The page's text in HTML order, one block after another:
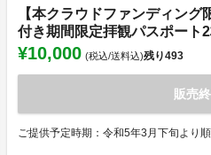
【本クラウドファンディン
付き期間限定拝観パスポート2
¥10,000 (税込/送料込)残り493
販売
ご提供予定時期：令和5年3月下旬より